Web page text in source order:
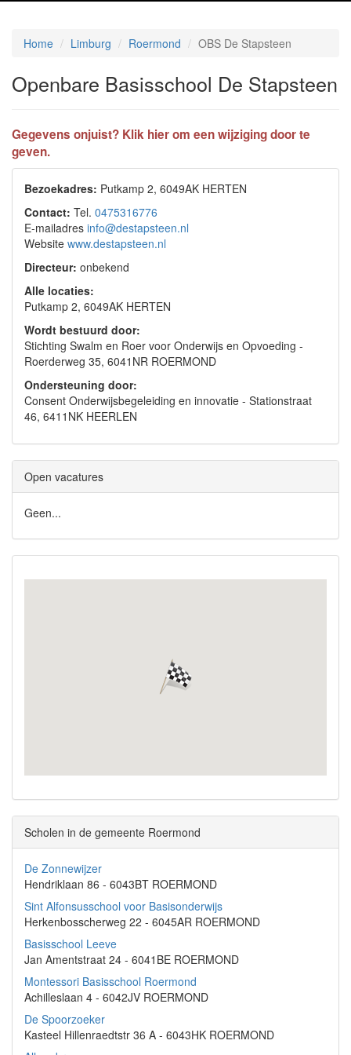
Home Limburg Roermond OBS De Stapsteen
Openbare Basisschool De Stapsteen
Gegevens onjuist? Klik hier om een wijziging door te
geven.
Bezoekadres: Putkamp 2, 6049AK HERTEN
Contact: Tel. 0475316776
E-mailadres info@destapsteen.nl
Website www.destapsteen.nl
Directeur: onbekend
Alle locaties:
Putkamp 2, 6049AK HERTEN
Wordt bestuurd door:
Stichting Swalm en Roer voor Onderwijs en Opvoeding -
Roerderweg 35, 6041NR ROERMOND
Ondersteuning door:
Consent Onderwijsbegeleiding en innovatie - Stationstraat
46, 6411NK HEERLEN
Open vacatures
Geen...
Scholen in de gemeente Roermond
De Zonnewijzer
Hendriklaan 86 - 6043BT ROERMOND
Sint Alfonsusschool voor Basisonderwijs
Herkenbosscherweg 22 - 6045AR ROERMOND
Basisschool Leeve
Jan Amentstraat 24 - 6041BE ROERMOND
Montessori Basisschool Roermond
Achilleslaan 4 - 6042JV ROERMOND
De Spoorzoeker
Kasteel Hillenraedtstr 36 A - 6043HK ROERMOND